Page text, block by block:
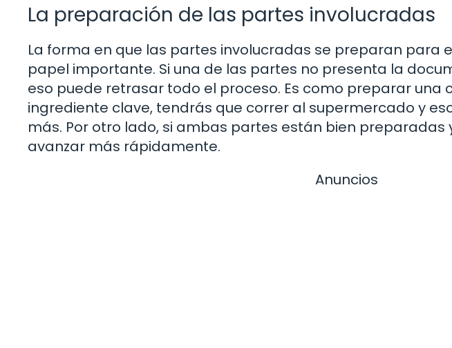
La preparación de las partes involucradas
La forma en que las partes involucradas se preparan para
papel importante. Si una de las partes no presenta la
eso puede retrasar todo el proceso. Es como preparar una
ingrediente clave, tendrás que correr al supermercado y
más. Por otro lado, si ambas partes están bien
avanzar más rápidamente.
Anuncios